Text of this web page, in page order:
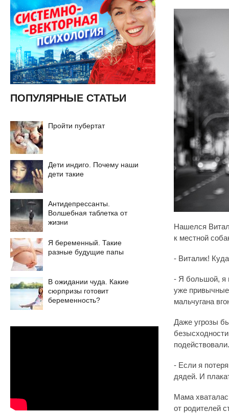
ПОПУЛЯРНЫЕ СТАТЬИ
Пройти пубертат
Дети индиго. Почему наши
дети такие
Антидепрессанты.
Волшебная таблетка от
жизни
Я беременный. Такие
разные будущие папы
В ожидании чуда. Какие
сюрпризы готовит
беременность?
Нашелся
к местной
- Виталик!
- Я большой, я
уже привычные
мальчугана
Даже угрозы
подействовали.
- Если я
дядей. И
Мама
от родителей